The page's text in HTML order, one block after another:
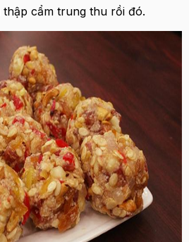
cẩm trung thu rồi đó.